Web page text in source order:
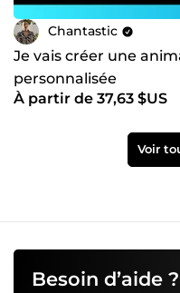
Chantastic
Je vais créer une
personnalisée
À partir de 37,63 $US
Voir
Besoin d’aide ?